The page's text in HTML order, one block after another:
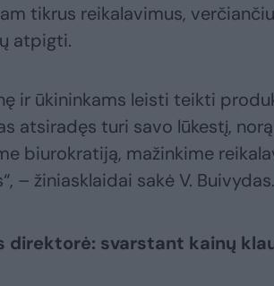
tikrus reikalavimus,
atpigti.
ir ūkininkams leisti teikti
atsiradęs turi savo lūkestį,
biurokratiją, mažinkime
– žiniasklaidai sakė V. Buivydas.
direktorė: svarstant kainų